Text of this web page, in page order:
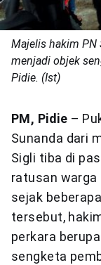
Majelis hakim PN
menjadi objek
Pidie. (Ist)
PM, Pidie –
Sunanda dari
Sigli tiba di
ratusan warga
sejak
tersebut,
perkara
sengketa